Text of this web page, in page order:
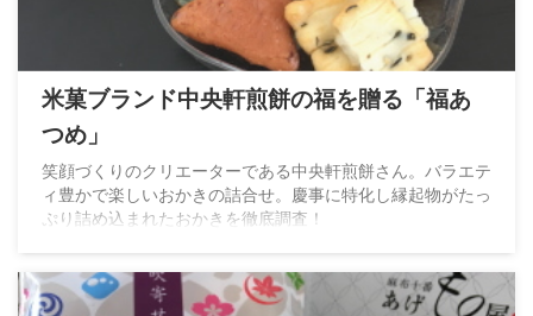
米菓ブランド中央軒煎餅の福を贈る「福あ
つめ」
笑顔づくりのクリエーターである中央軒煎餅さん。バラエテ
ィ豊かで楽しいおかきの詰合せ。慶事に特化し縁起物がたっ
ぷり詰め込まれたおかきを徹底調査！